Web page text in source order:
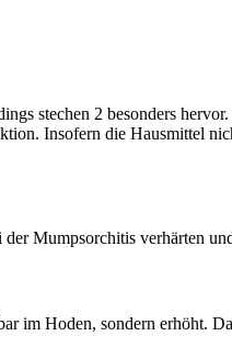
stechen 2 besonders
Insofern die Hausmittel
Mumpsorchitis verhärten
im Hoden, sondern erhöht.